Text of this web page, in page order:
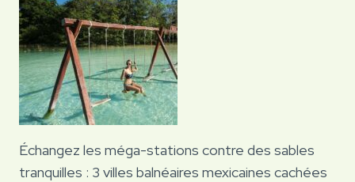
Échangez les méga-stations contre des sables
tranquilles : 3 villes balnéaires mexicaines cachées